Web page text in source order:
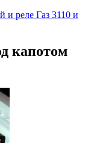
и реле Газ 3110 и
капотом